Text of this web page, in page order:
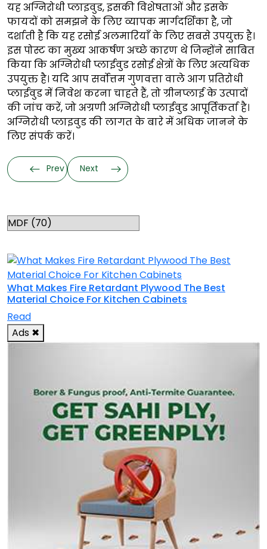
यह अग्निरोधी प्लाइवुड, इसकी विशेषताओं और इसके
फायदों को समझने के लिए व्यापक मार्गदर्शिका है, जो
दर्शाती है कि यह रसोई अलमारियाँ के लिए सबसे उपयुक्त है।
इस पोस्ट का मुख्य आकर्षण अच्छे कारण थे जिन्होंने साबित
किया कि अग्निरोधी प्लाईवुड रसोई क्षेत्रों के लिए अत्यधिक
उपयुक्त है। यदि आप सर्वोत्तम गुणवत्ता वाले आग प्रतिरोधी
प्लाईवुड में निवेश करना चाहते हैं, तो ग्रीनप्लाई के उत्पादों
की जांच करें, जो अग्रणी अग्निरोधी प्लाईवुड आपूर्तिकर्ता है।
अग्निरोधी प्लाइवुड की लागत के बारे में अधिक जानने के
लिए संपर्क करें।
Prev Next
What Makes Fire Retardant Plywood The Best
Material Choice For Kitchen Cabinets
Read
Ads ✖